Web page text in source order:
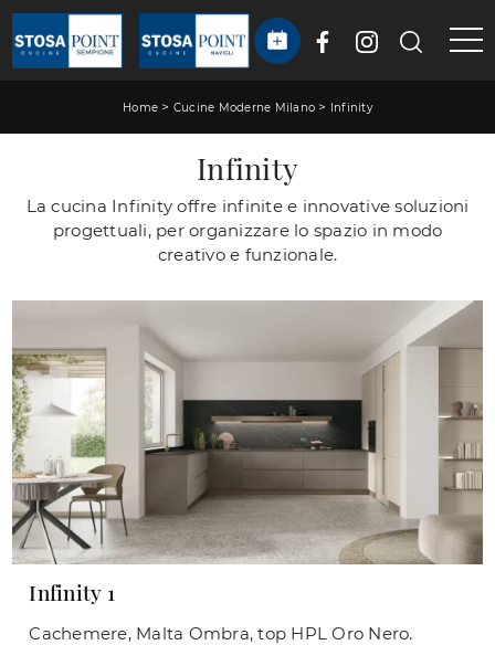
Home > Cucine Moderne Milano > Infinity
Infinity
La cucina Infinity offre infinite e innovative soluzioni
progettuali, per organizzare lo spazio in modo
creativo e funzionale.
Infinity 1
Cachemere, Malta Ombra, top HPL Oro Nero.